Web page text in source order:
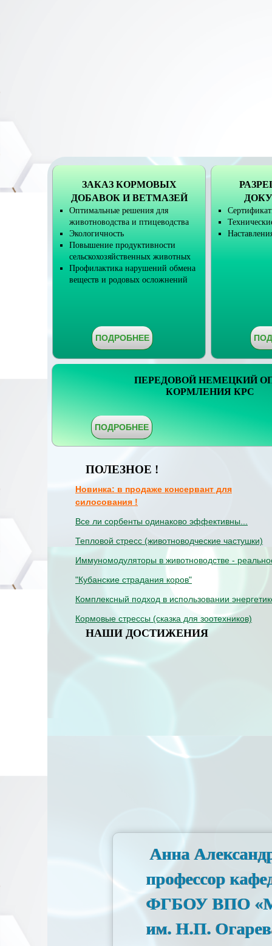
ЗАКАЗ КОРМОВЫХ
ДОБАВОК И ВЕТМАЗЕЙ
Оптимальные решения для
животноводства и птицеводства
Экологичность
Повышение продуктивности
сельскохозяйственных животных
Профилактика нарушений обмена
веществ и родовых осложнений
ПОДРОБНЕЕ
ПЕРЕДОВОЙ НЕМЕЦКИЙ
КОРМЛЕНИЯ КРС
ПОДРОБНЕЕ
ПОЛЕЗНОЕ !
Новинка: в продаже консервант для
силосования !
Все ли сорбенты одинаково эффективны...
Тепловой стресс (животноводческие частушки)
Иммуномодуляторы в животноводстве -
"Кубанские страдания коров"
Комплексный подход в использовании
Кормовые стрессы (сказка для зоотехников)
НАШИ ДОСТИЖЕНИЯ
Анна
профессор
ФГБОУ ВПО
им. Н.П. Огарева»,